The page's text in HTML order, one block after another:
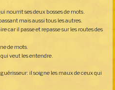
nourrit ses deux bosses de mots.
mais aussi tous les autres.
car il passe et repasse sur les routes des
de mots.
veut les entendre.
il soigne les maux de ceux qui